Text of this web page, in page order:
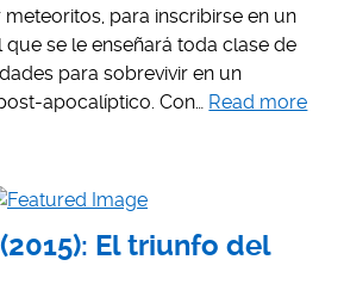
para inscribirse en un
se le enseñará toda clase de
para sobrevivir en un
apocalíptico. Con… Read more
El triunfo del